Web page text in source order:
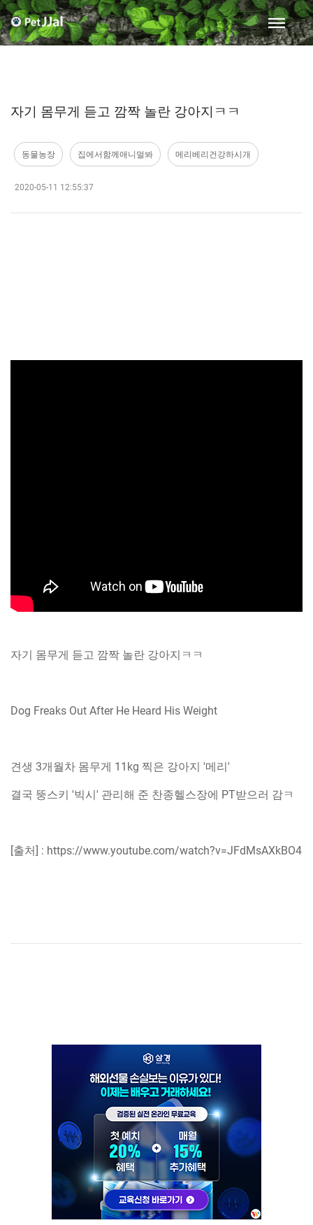
자기 몸무게 듣고 깜짝 놀란 강아지ㅋㅋ
동물농장 집에서함께애니멀봐 메리베리건강하시개
2020-05-11 12:55:37
자기 몸무게 듣고 깜짝 놀란 강아지ㅋㅋ
Dog Freaks Out After He Heard His Weight
견생 3개월차 몸무게 11kg 찍은 강아지 '메리'
결국 뚱스키 '빅시' 관리해 준 찬종헬스장에 PT받으러 감ㅋ
[출처] : https://www.youtube.com/watch?v=JFdMsAXkBO4